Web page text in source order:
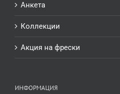
Анкета
Коллекции
Акция на фрески
ИНФОРМАЦИЯ